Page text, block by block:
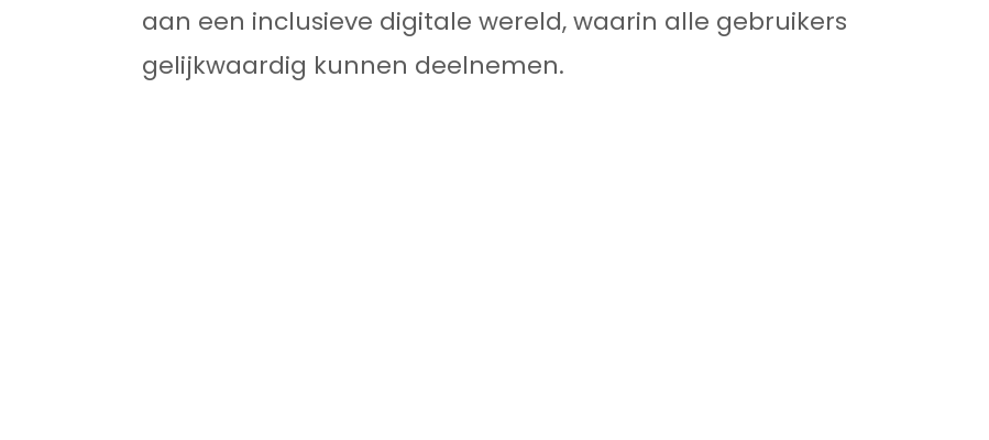
aan een inclusieve digitale wereld, waarin alle gebruikers
gelijkwaardig kunnen deelnemen.